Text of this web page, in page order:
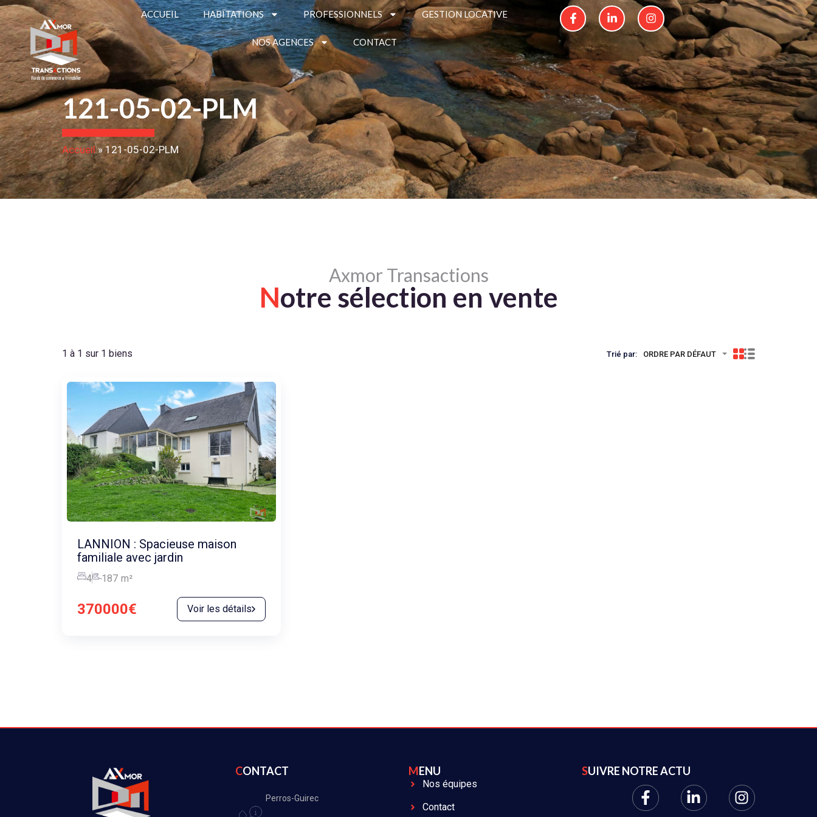
ACCUEIL HABITATIONS PROFESSIONNELS GESTION LOCATIVE
NOS AGENCES CONTACT
121-05-02-PLM
Accueil»121-05-02-PLM
Axmor Transactions
Notre sélection en vente
1 à 1 sur 1 biens Trié par: ORDRE PAR DÉFAUT
LANNION : Spacieuse maison
familiale avec jardin
4 187 m²
370000€ Voir les détails
CONTACT
Perros-Guirec
MENU
Nos équipes
Contact
SUIVRE NOTRE ACTU